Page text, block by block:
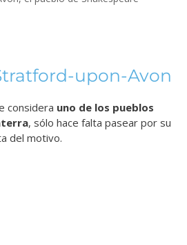
upon-Avon
considera uno de los pueblos
, sólo hace falta pasear por su
del motivo.